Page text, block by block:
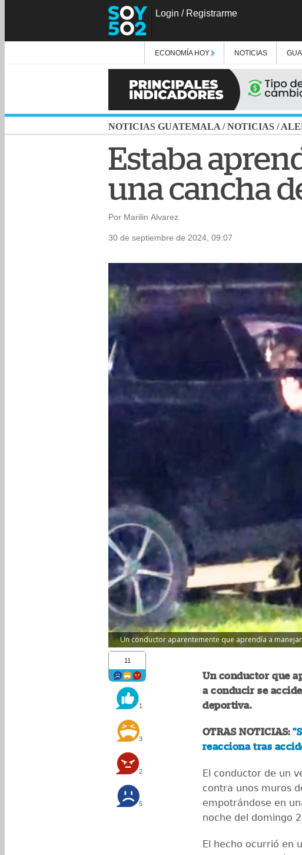
Login / Registrarme
ECONOMÍA HOY NOTICIAS
NOTICIAS GUATEMALA /NOTICIAS /
Estaba
una cancha
Por Marilin Alvarez
30 de septiembre de 2024, 09:07
Un conductor aparentemente que aprendía a
11
1
3
2
5
Un conductor que
a conducir se
deportiva.
OTRAS NOTICIAS:
reacciona tras
El conductor de un
contra unos muros
empotrándose en
noche del domingo
El hecho ocurrió en